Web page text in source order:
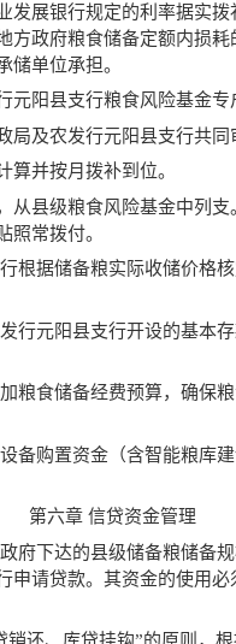
展银行规定的利率据实
政府粮食储备定额内损
单位承担。
阳县支行粮食风险基金专
及农发行元阳县支行共同
并按月拨补到位。
县级粮食风险基金中列
常拨付。
根据储备粮实际收储价格
行元阳县支行开设的基本
粮食储备经费预算，确保
备购置资金（含智能粮库
第六章 信贷资金管理
府下达的县级储备粮储备
请贷款。其资金的使用